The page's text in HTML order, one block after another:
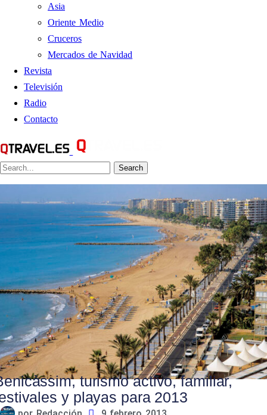
Asia
Oriente Medio
Cruceros
Mercados de Navidad
Revista
Televisión
Radio
Contacto
Search
turismo activo, familiar,
y playas para 2013